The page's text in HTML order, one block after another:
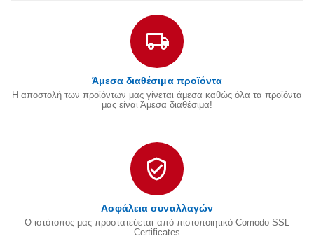
Άμεσα διαθέσιμα προϊόντα
Η αποστολή των προϊόντων μας γίνεται άμεσα καθώς όλα τα προϊόντα
μας είναι Άμεσα διαθέσιμα!
Ασφάλεια συναλλαγών
Ο ιστότοπος μας προστατεύεται από πιστοποιητικό Comodo SSL
Certificates